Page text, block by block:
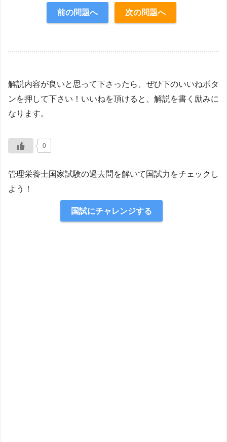
前の問題へ 次の問題へ
解説内容が良いと思って下さったら、ぜひ下のいいねボタ
ンを押して下さい！いいねを頂けると、解説を書く励みに
なります。
0
管理栄養士国家試験の過去問を解いて国試力をチェックし
よう！
国試にチャレンジする